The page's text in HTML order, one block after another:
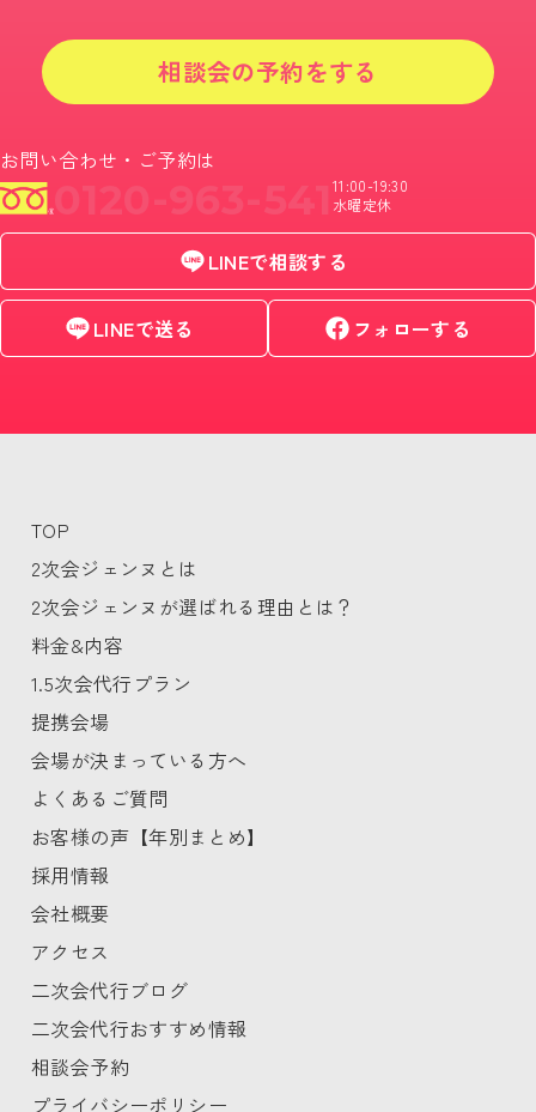
相談会の予約をする
お問い合わせ・ご予約は
11:00-19:30
水曜定休
LINEで相談する
LINEで送る フォローする
TOP
2次会ジェンヌとは
2次会ジェンヌが選ばれる理由とは？
料金&内容
1.5次会代行プラン
提携会場
会場が決まっている方へ
よくあるご質問
お客様の声【年別まとめ】
採用情報
会社概要
アクセス
二次会代行ブログ
二次会代行おすすめ情報
相談会予約
プライバシーポリシー